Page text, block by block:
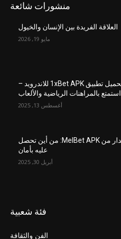
منشورات شائعة
العلاقة الفريدة بين الإنسان والخيول
مايو 19, 2026
عنوان: تحميل تطبيق 1xBet APK للاندرويد –
استمتع بالمراهنات الرياضية والألعاب
أغسطس 13, 2025
أحدث إصدار من MelBet APK: من أين تحصل
عليه بأمان
أبريل 30, 2025
فئة شعبية
الفن والثقافة